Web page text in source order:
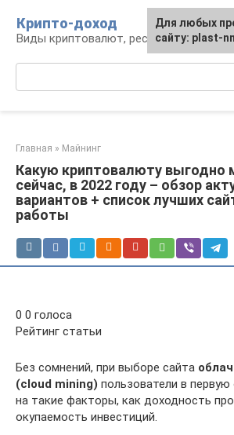
контенту
Крипто-доход
Виды криптовалют, ресурсы и сервисы
Главная » Майнинг
Какую криптовалюту выгодно
сейчас, в 2022 году – обзор
вариантов + список лучших
работы
0 0 голоса
Рейтинг статьи
Без сомнений, при выборе сайта
(cloud mining) пользователи в
на такие факторы, как доходность
окупаемость инвестиций.
Для любых
сайту: plast-